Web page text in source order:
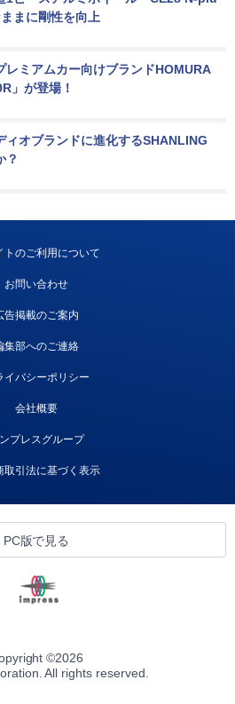
まに剛性を向上
レミアムカー向けブランドHOMURA
」が登場！
ィオブランドに進化するSHANLING
？
トのご利用について
お問い合わせ
告掲載のご案内
集部へのご連絡
イバシーポリシー
会社概要
プレスグループ
取引法に基づく表示
PC版で見る
©2026
All rights reserved.